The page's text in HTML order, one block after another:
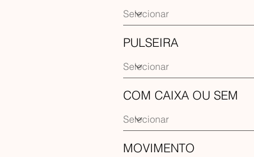
PULSEIRA
COM CAIXA OU SEM
MOVIMENTO